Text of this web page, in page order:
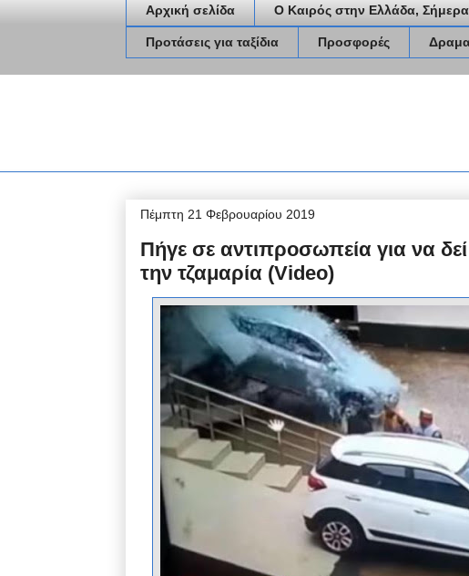
Αρχική σελίδα Ο Καιρός στην Ελλάδα, Σήμερα
Προτάσεις για ταξίδια Προσφορές
Πέμπτη 21 Φεβρουαρίου 2019
Πήγε σε αντιπροσωπεία για να
την τζαμαρία (Video)